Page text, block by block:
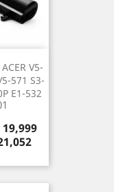
V5-
571 S3-
E1-532